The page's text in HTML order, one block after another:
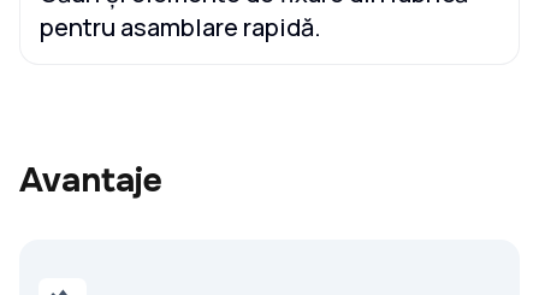
pentru asamblare rapidă.
Avantaje